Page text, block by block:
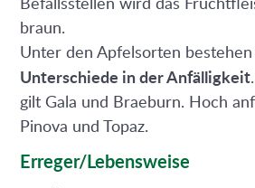
braun.
Unter den Apfelsorten
Unterschiede in der Anfälligkeit
gilt Gala und Braeburn. Hoch
Pinova und Topaz.
Erreger/Lebensweise